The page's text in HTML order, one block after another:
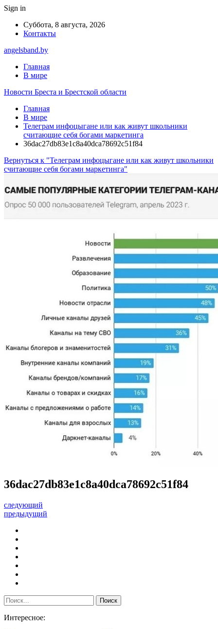
Sign in
Суббота, 8 августа, 2026
Контакты
angelsband.by
Главная
В мире
Новости Бреста и Брестской области
Главная
В мире
Телеграм инфоцыгане или как живут школьники
считающие себя богами маркетинга
36dac27db83e1c8a40dca78692c51f84
Вернуться к "Телеграм инфоцыгане или как живут школьники
считающие себя богами маркетинга"
36dac27db83e1c8a40dca78692c51f84
следующий
предыдущий
Интересное: